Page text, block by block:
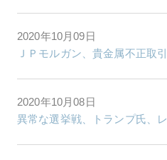
2020年10月09日
ＪＰモルガン、貴金属不正取
2020年10月08日
異常な選挙戦、トランプ氏、